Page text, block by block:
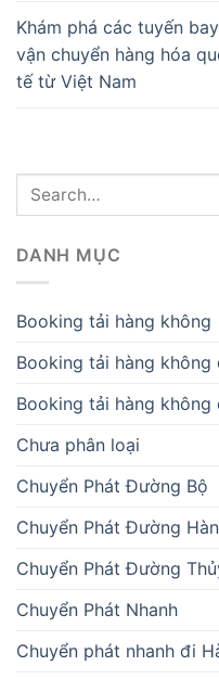
Khám phá các tuyến bay
vận chuyển hàng hóa
tế từ Việt Nam
DANH MỤC
Booking tải hàng không
Booking tải hàng không
Booking tải hàng không
Chưa phân loại
Chuyển Phát Đường Bộ
Chuyển Phát Đường
Chuyển Phát Đường
Chuyển Phát Nhanh
Chuyển phát nhanh đi